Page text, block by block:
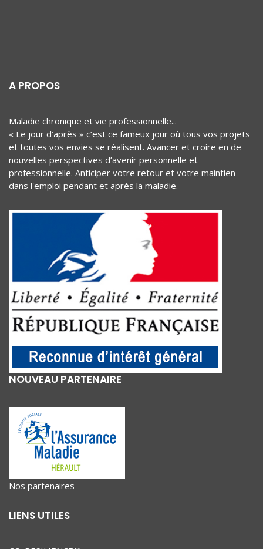
A PROPOS
Maladie chronique et vie professionnelle...
« Le jour d’après » c’est ce fameux jour où tous vos projets
et toutes vos envies se réalisent. Avancer et croire en de
nouvelles perspectives d’avenir personnelle et
professionnelle. Anticiper votre retour et votre maintien
dans l'emploi pendant et après la maladie.
NOUVEAU PARTENAIRE
Nos partenaires
LIENS UTILES